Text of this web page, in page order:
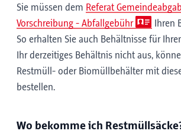
Sie müssen dem Referat
Vorschreibung - Abfallgebühr
Ihren
So erhalten Sie auch Behältnisse für
Ihr derzeitiges Behältnis nicht aus,
Restmüll- oder Biomüllbehälter mit
bestellen.
Wo bekomme ich